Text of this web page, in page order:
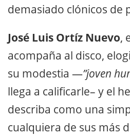
demasiado clónicos de
José Luis Ortíz Nuevo,
acompaña al disco,
su modestia —”joven
llega a calificarle– y el
describa como una
cualquiera de sus más